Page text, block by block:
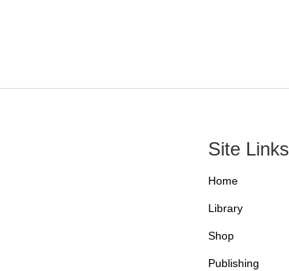
Site Links
Home
Library
Shop
Publishing